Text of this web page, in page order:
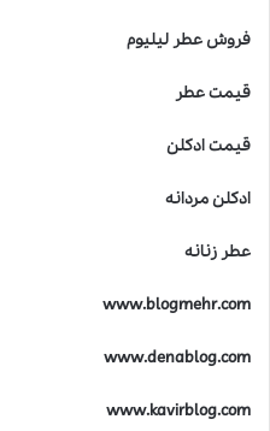
فروش عطر لیلیوم
قیمت عطر
قیمت ادکلن
ادکلن مردانه
عطر زنانه
www.blogmehr.com
www.denablog.com
www.kavirblog.com